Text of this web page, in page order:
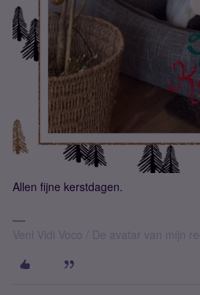
Allen fijne kerstdagen.
Veni Vidi Voco / De avatar van mijn